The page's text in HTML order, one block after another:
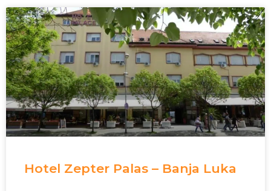
Hotel Zepter Palas – Banja Luka